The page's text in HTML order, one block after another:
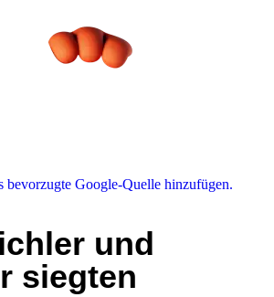
bevorzugte Google-Quelle hinzufügen.
und
siegten